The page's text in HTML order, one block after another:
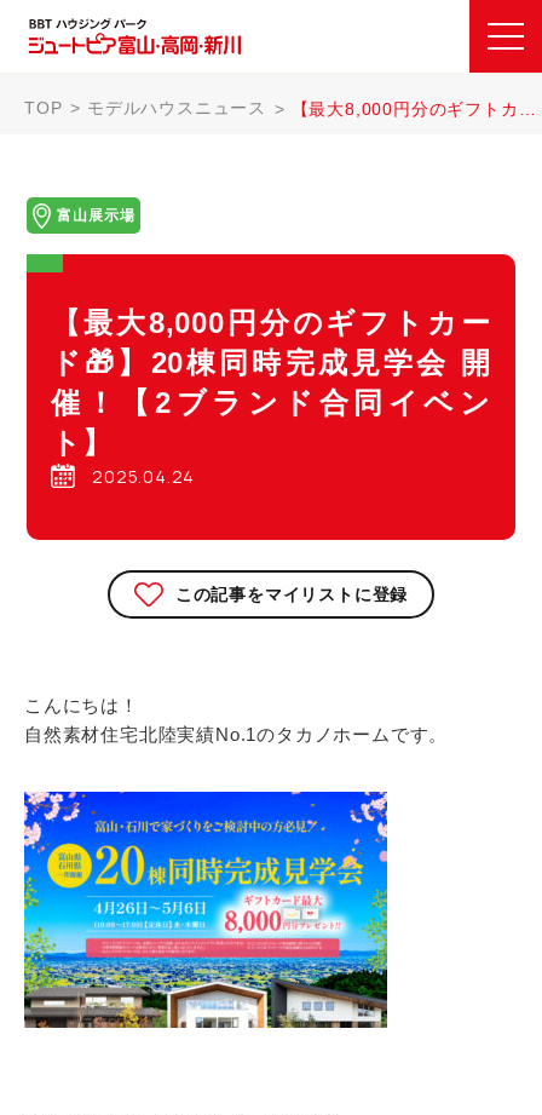
TOP モデルハウスニュース 【最大8,000円分のギフトカード🎁】20棟同時完成見学会 開催！【2ブランド合同イベント】
富山展示場
【最大8,000円分のギフトカー
ド🎁】20棟同時完成見学会 開
催！【2ブランド合同イベン
ト】
2025.04.24
この記事をマイリストに登録
こんにちは！
自然素材住宅北陸実績No.1のタカノホームです。